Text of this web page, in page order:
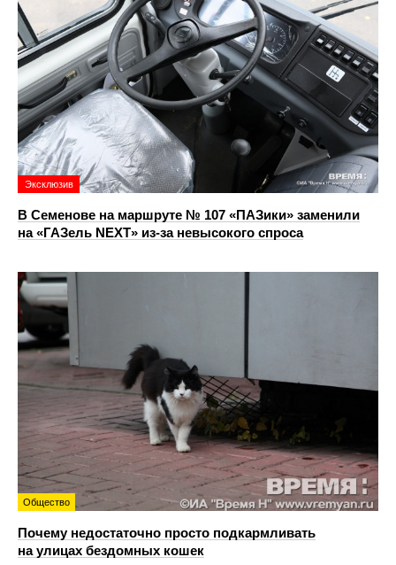
Эксклюзив
В Семенове на маршруте № 107 «ПАЗики» заменили
на «ГАЗель NEXT» из‑за невысокого спроса
Общество
Почему недостаточно просто подкармливать
на улицах бездомных кошек